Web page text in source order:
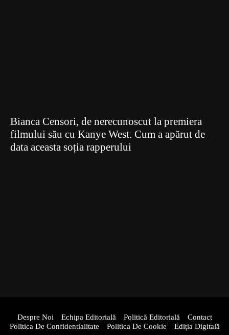
Bianca Censori, de nerecunoscut la premiera
filmului său cu Kanye West. Cum a apărut de
data aceasta soția rapperului
Despre Noi Echipa Editorială Politică Editorială
Contact
Politica De Confidentialitate
Politica De Cookie Ediția Digitală